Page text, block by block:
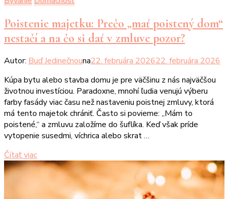
Poistenie majetku: Prečo „mať poistený dom“
nestačí a na čo si dať v zmluve pozor?
Autor: Buď Jedinečnouna22. februára 202622. februára 2026
Kúpa bytu alebo stavba domu je pre väčšinu z nás najväčšou
životnou investíciou. Paradoxne, mnohí ľudia venujú výberu
farby fasády viac času než nastaveniu poistnej zmluvy, ktorá
má tento majetok chrániť. Často si povieme: „Mám to
poistené,“ a zmluvu založíme do šuflíka. Keď však príde
vytopenie susedmi, víchrica alebo skrat …
Čítať viac